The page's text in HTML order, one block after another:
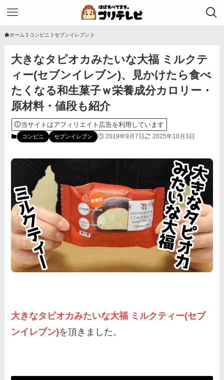
ホーム コンビニ セブンイレブン
大きなタピオカみたいな大福 ミルクテ
ィー(セブンイレブン)、見かけたら食べ
たくなる和生菓子ｗ栄養成分カロリー・
原材料・値段も紹介
当サイトはアフィリエイト広告を利用しています
コンビニ セブンイレブン 2019年9月7日 2025年10月3日
大きなタピオカみたいな大福 ミルクティー(セブ
ンイレブン)を頂きました。